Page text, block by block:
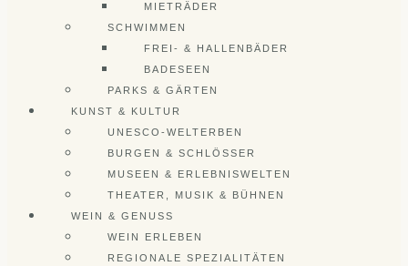
MIETRÄDER
SCHWIMMEN
FREI- & HALLENBÄDER
BADESEEN
PARKS & GÄRTEN
KUNST & KULTUR
UNESCO-WELTERBEN
BURGEN & SCHLÖSSER
MUSEEN & ERLEBNISWELTEN
THEATER, MUSIK & BÜHNEN
WEIN & GENUSS
WEIN ERLEBEN
REGIONALE SPEZIALITÄTEN